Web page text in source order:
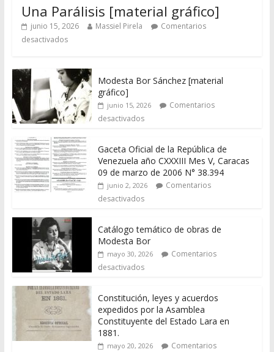
Una Parálisis [material gráfico]
junio 15, 2026 Massiel Pirela
Comentarios
desactivados
Modesta Bor Sánchez [material
gráfico]
junio 15, 2026
Comentarios
desactivados
Gaceta Oficial de la República de
Venezuela año CXXXIII Mes V, Caracas
09 de marzo de 2006 N° 38.394
junio 2, 2026
Comentarios
desactivados
Catálogo temático de obras de
Modesta Bor
mayo 30, 2026
Comentarios
desactivados
Constitución, leyes y acuerdos
expedidos por la Asamblea
Constituyente del Estado Lara en
1881.
mayo 20, 2026
Comentarios